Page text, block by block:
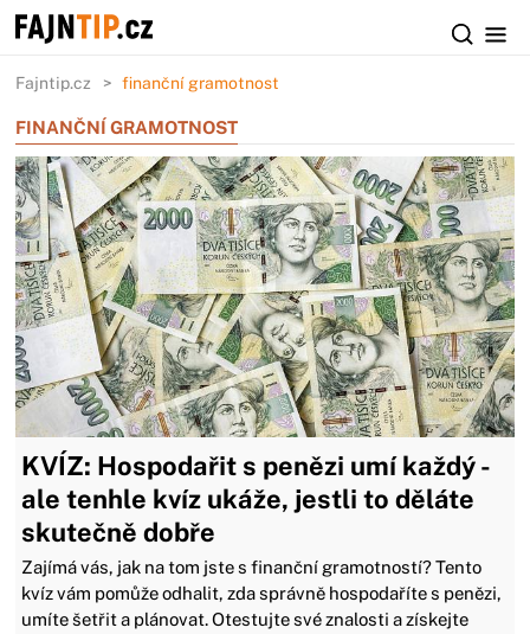
Fajntip.cz finanční gramotnost
FINANČNÍ GRAMOTNOST
KVÍZ: Hospodařit s penězi umí každý -
ale tenhle kvíz ukáže, jestli to děláte
skutečně dobře
Zajímá vás, jak na tom jste s finanční gramotností? Tento
kvíz vám pomůže odhalit, zda správně hospodaříte s penězi,
umíte šetřit a plánovat. Otestujte své znalosti a získejte